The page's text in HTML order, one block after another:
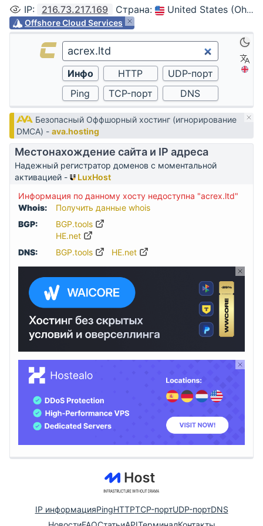
IP: 216.73.217.169 Страна: United States (Ohio, Columbus)
Offshore Cloud Services
Безопасный Оффшорный хостинг (игнорирование
DMCA) - ava.hosting
Местонахождение сайта и IP адреса
Надежный регистратор доменов с моментальной
активацией -
LuxHost
Информация по данному хосту недоступна "acrex.ltd"
Whois:
Получить данные whois
BGP:
BGP.tools
HE.net
DNS:
BGP.tools HE.net
IP информацияPingHTTPTCP-портUDP-портDNS